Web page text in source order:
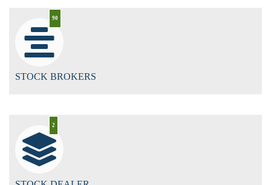
90
STOCK BROKERS
2